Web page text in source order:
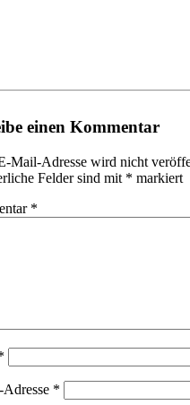
einen Kommentar
Mail-Adresse wird nicht
Felder sind mit * markiert
*
*